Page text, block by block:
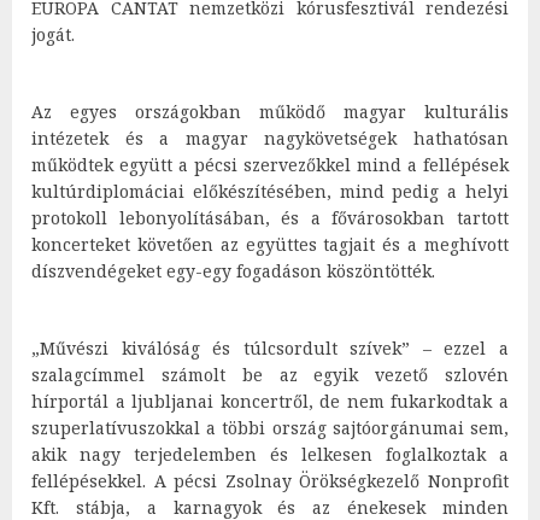
EUROPA CANTAT nemzetközi kórusfesztivál rendezési
jogát.
Az egyes országokban működő magyar kulturális
intézetek és a magyar nagykövetségek hathatósan
működtek együtt a pécsi szervezőkkel mind a fellépések
kultúrdiplomáciai előkészítésében, mind pedig a helyi
protokoll lebonyolításában, és a fővárosokban tartott
koncerteket követően az együttes tagjait és a meghívott
díszvendégeket egy-egy fogadáson köszöntötték.
„Művészi kiválóság és túlcsordult szívek” – ezzel a
szalagcímmel számolt be az egyik vezető szlovén
hírportál a ljubljanai koncertről, de nem fukarkodtak a
szuperlatívuszokkal a többi ország sajtóorgánumai sem,
akik nagy terjedelemben és lelkesen foglalkoztak a
fellépésekkel. A pécsi Zsolnay Örökségkezelő Nonprofit
Kft. stábja, a karnagyok és az énekesek minden